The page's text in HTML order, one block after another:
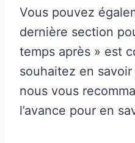
Vous pouvez
dernière section
temps après » est
souhaitez en
nous vous
l’avance pour en